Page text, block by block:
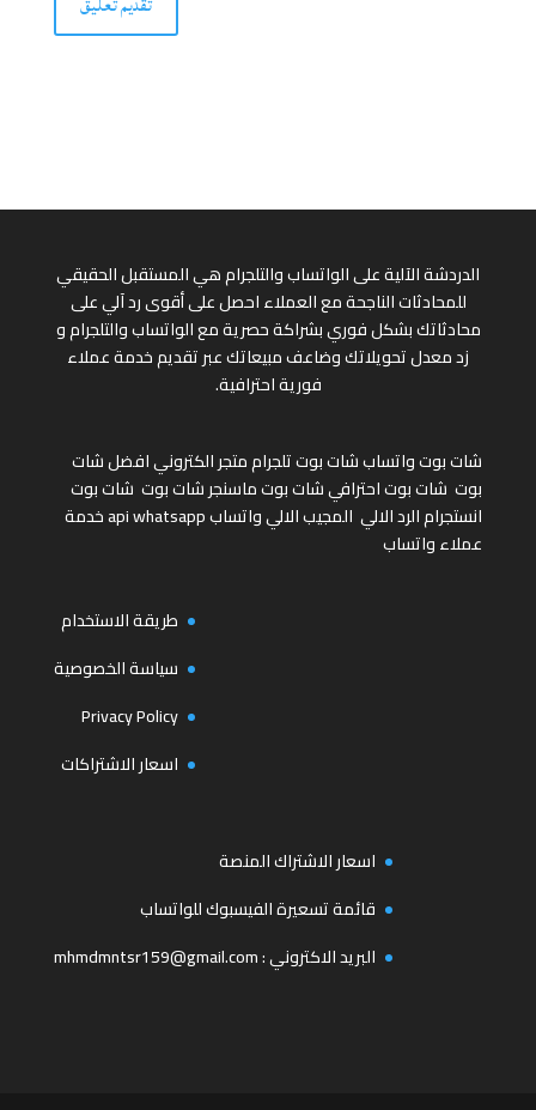
الدردشة الآلية على الواتساب والتلجرام هي المستقبل الحقيقي
للمحادثات الناجحة مع العملاء احصل على أقوى رد آلي على
محادثاتك بشكل فوري بشراكة حصرية مع الواتساب والتلجرام و
زد معدل تحويلاتك وضاعف مبيعاتك عبر تقديم خدمة عملاء
فورية احترافية.
شات بوت واتسابشات بوت تلجراممتجر الكترونيافضل شات
بوت شات بوت احترافيشات بوت ماسنجرشات بوت شات بوت
انستجرامالرد الالي المجيب الالي واتسابapi whatsappخدمة
عملاء واتساب
طريقة الاستخدام
سياسة الخصوصية
Privacy Policy
اسعار الاشتراكات
اسعار الاشتراك المنصة
قائمة تسعيرة الفيسبوك للواتساب
البريد الاكتروني :mhmdmntsr159@gmail.com